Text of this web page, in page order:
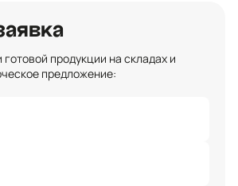
продукции на складах и
предложение: